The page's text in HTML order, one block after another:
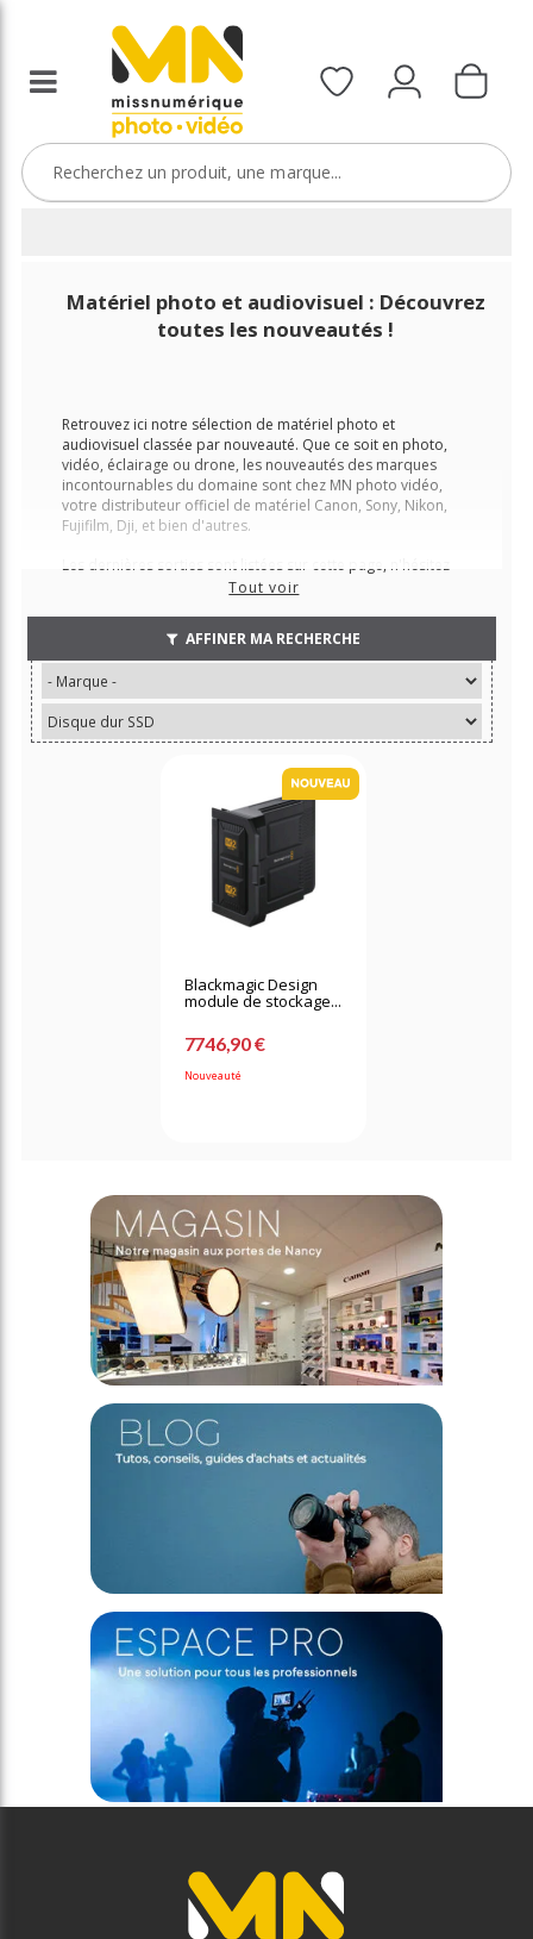
Matériel photo et audiovisuel : Découvrez
toutes les nouveautés !
Tout voir
Retrouvez ici notre sélection de matériel photo et
audiovisuel classée par nouveauté. Que ce soit en photo,
vidéo, éclairage ou drone, les nouveautés des marques
incontournables du domaine sont chez MN photo vidéo,
votre distributeur officiel de matériel Canon, Sony, Nikon,
Fujifilm, Dji, et bien d'autres.
Les dernières sorties sont listées sur cette page, n'hésitez
plus à les précommander pour les recevoir au plus tôt !
AFFINER MA RECHERCHE
Blackmagic Design
module de stockage...
7746,90 €
Nouveauté